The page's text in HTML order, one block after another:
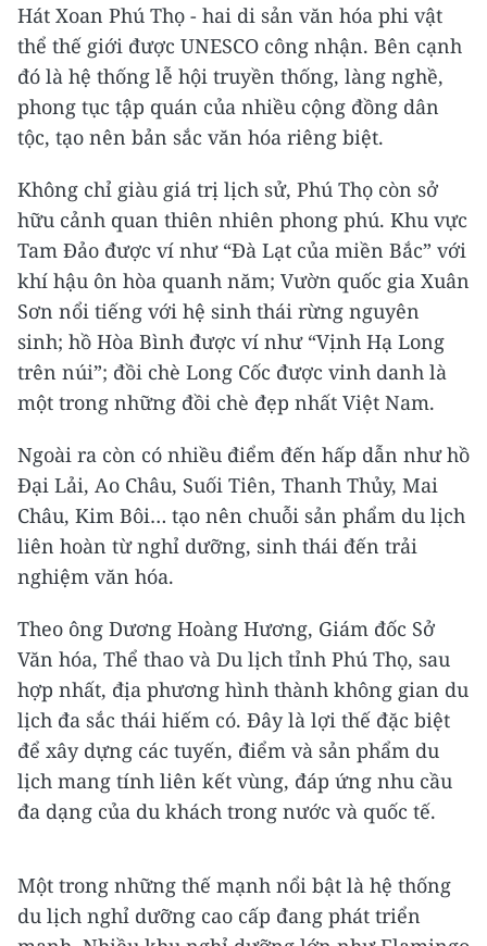
Hát Xoan Phú Thọ - hai di sản văn hóa phi vật
thể thế giới được UNESCO công nhận. Bên cạnh
đó là hệ thống lễ hội truyền thống, làng nghề,
phong tục tập quán của nhiều cộng đồng dân
tộc, tạo nên bản sắc văn hóa riêng biệt.
Không chỉ giàu giá trị lịch sử, Phú Thọ còn sở
hữu cảnh quan thiên nhiên phong phú. Khu vực
Tam Đảo được ví như “Đà Lạt của miền Bắc” với
khí hậu ôn hòa quanh năm; Vườn quốc gia Xuân
Sơn nổi tiếng với hệ sinh thái rừng nguyên
sinh; hồ Hòa Bình được ví như “Vịnh Hạ Long
trên núi”; đồi chè Long Cốc được vinh danh là
một trong những đồi chè đẹp nhất Việt Nam.
Ngoài ra còn có nhiều điểm đến hấp dẫn như hồ
Đại Lải, Ao Châu, Suối Tiên, Thanh Thủy, Mai
Châu, Kim Bôi… tạo nên chuỗi sản phẩm du lịch
liên hoàn từ nghỉ dưỡng, sinh thái đến trải
nghiệm văn hóa.
Theo ông Dương Hoàng Hương, Giám đốc Sở
Văn hóa, Thể thao và Du lịch tỉnh Phú Thọ, sau
hợp nhất, địa phương hình thành không gian du
lịch đa sắc thái hiếm có. Đây là lợi thế đặc biệt
để xây dựng các tuyến, điểm và sản phẩm du
lịch mang tính liên kết vùng, đáp ứng nhu cầu
đa dạng của du khách trong nước và quốc tế.
Một trong những thế mạnh nổi bật là hệ thống
du lịch nghỉ dưỡng cao cấp đang phát triển